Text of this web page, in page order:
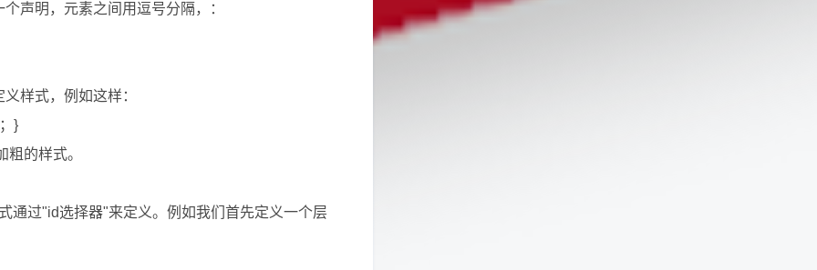
声明，元素之间用逗号分隔，：
样式，例如这样：
}
的样式。
过"id选择器"来定义。例如我们首先定义一个层